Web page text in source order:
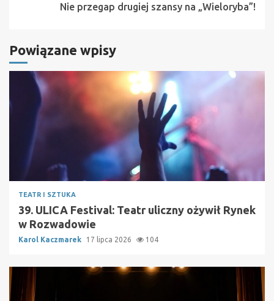
Nie przegap drugiej szansy na „Wieloryba”!
Powiązane wpisy
TEATR I SZTUKA
39. ULICA Festival: Teatr uliczny ożywił Rynek
w Rozwadowie
Karol Kaczmarek 17 lipca 2026 104